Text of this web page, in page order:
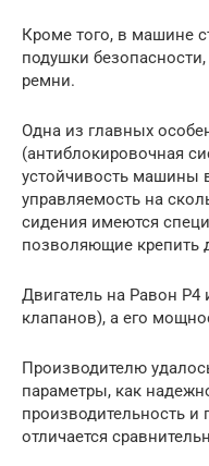
Кроме того, в машине
подушки
ремни.
Одна из главных
(антиблокировочная
устойчивость машины
управляемость на
сидения имеются
позволяющие крепить
Двигатель на Равон Р4
клапанов), а его
Производителю
параметры, как
производительность и
отличается